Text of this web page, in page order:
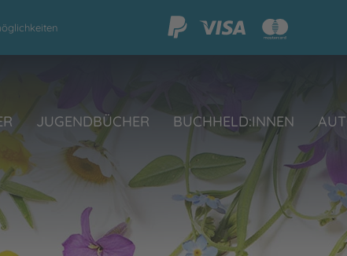
JUGENDBÜCHER BUCHHELD:INNEN